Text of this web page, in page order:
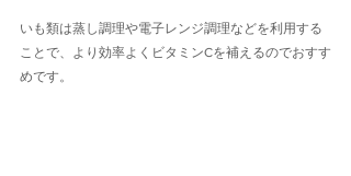
いも類は蒸し調理や電子レンジ調理などを利用する
ことで、より効率よくビタミンCを補えるのでおすす
めです。